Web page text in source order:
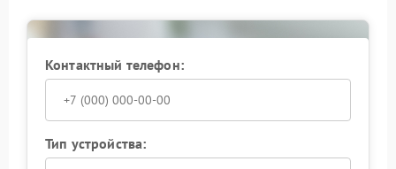
Контактный телефон:
Тип устройства: